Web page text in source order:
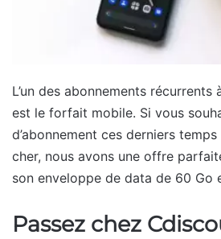
L’un des abonnements
est le forfait mobile. Si vous
d’abonnement ces derniers
cher, nous avons une offre
son enveloppe de data de 60 Go
Passez chez